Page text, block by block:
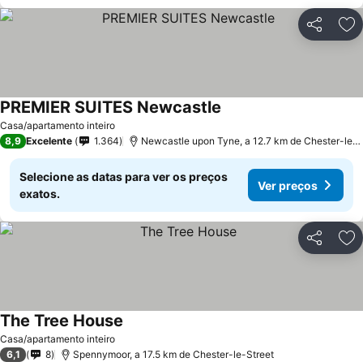
Partilhar
Casa/apartamento inteiro
PREMIER SUITES Newcastle
8,9 Excelente 1.364 Newcastle upon Tyne, a 12.7 km de Chester-le-
Selecione as datas para ver os preços
exatos.
Ver preços
Partilhar
Casa/apartamento inteiro
The Tree House
6,1 8 Spennymoor, a 17.5 km de Chester-le-Street